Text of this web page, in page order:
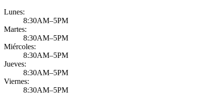
Lunes:
8:30AM–5PM
Martes:
8:30AM–5PM
Miércoles:
8:30AM–5PM
Jueves:
8:30AM–5PM
Viernes:
8:30AM–5PM